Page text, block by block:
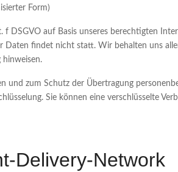
Form)
f DSGVO auf Basis unseres berechtigten
Daten findet nicht statt. Wir behalten uns
und zum Schutz der Übertragung
Sie können eine verschlüsselte
Delivery-Network